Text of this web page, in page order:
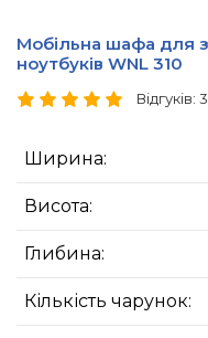
Мобільна шафа для
ноутбуків WNL 310
Відгуків: 3
Ширина:
Висота:
Глибина:
Кількість чарунок: